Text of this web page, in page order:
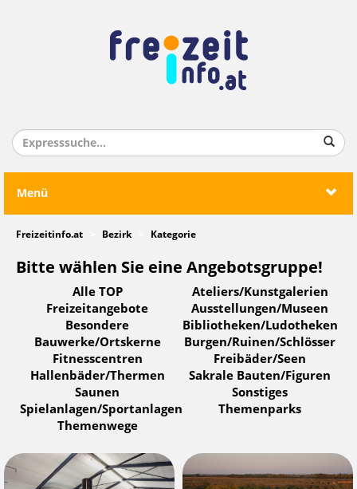
Menü
Freizeitinfo.at Bezirk Kategorie
Bitte wählen Sie eine Angebotsgruppe!
Alle TOP
Freizeitangebote
Ateliers/Kunstgalerien
Ausstellungen/Museen
Besondere
Bauwerke/Ortskerne
Bibliotheken/Ludotheken
Burgen/Ruinen/Schlösser
Fitnesscentren
Freibäder/Seen
Hallenbäder/Thermen
Sakrale Bauten/Figuren
Saunen
Sonstiges
Spielanlagen/Sportanlagen
Themenparks
Themenwege